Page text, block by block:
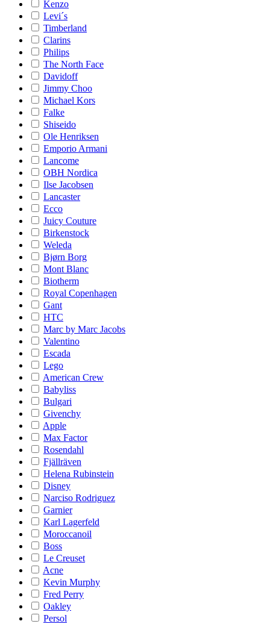
Kenzo
Levi´s
Timberland
Clarins
Philips
The North Face
Davidoff
Jimmy Choo
Michael Kors
Falke
Shiseido
Ole Henriksen
Emporio Armani
Lancome
OBH Nordica
Ilse Jacobsen
Lancaster
Ecco
Juicy Couture
Birkenstock
Weleda
Bjørn Borg
Mont Blanc
Biotherm
Royal Copenhagen
Gant
HTC
Marc by Marc Jacobs
Valentino
Escada
Lego
American Crew
Babyliss
Bulgari
Givenchy
Apple
Max Factor
Rosendahl
Fjällräven
Helena Rubinstein
Disney
Narciso Rodriguez
Garnier
Karl Lagerfeld
Moroccanoil
Boss
Le Creuset
Acne
Kevin Murphy
Fred Perry
Oakley
Persol